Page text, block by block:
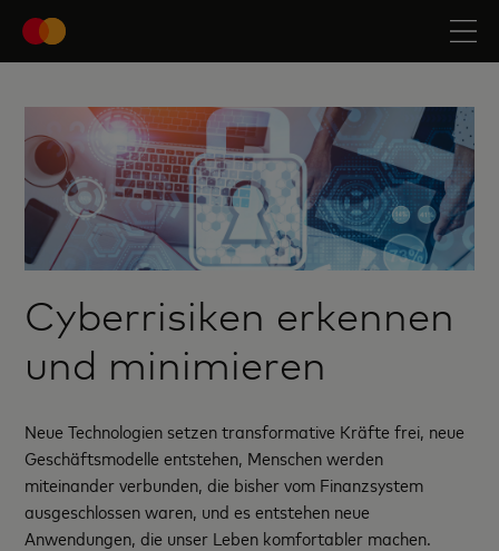
Cyberrisiken erkennen
und minimieren
Neue Technologien setzen transformative Kräfte frei, neue
Geschäftsmodelle entstehen, Menschen werden
miteinander verbunden, die bisher vom Finanzsystem
ausgeschlossen waren, und es entstehen neue
Anwendungen, die unser Leben komfortabler machen.